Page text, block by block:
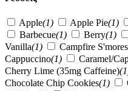
Apple(1) Apple Pie(1)
Barbecue(1) Berry(1)
Vanilla(1) Campfire
Cappuccino(1) Caramel/
Cherry Lime (35mg Caffeine)
Chocolate Chip Cookies(1)